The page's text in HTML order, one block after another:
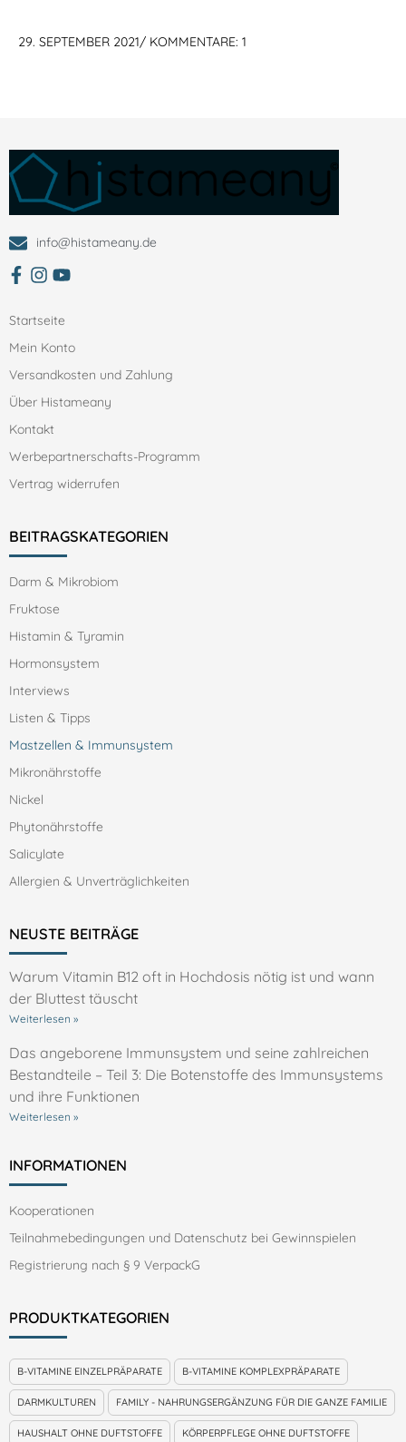
29. SEPTEMBER 2021/ KOMMENTARE: 1
info@histameany.de
zum facebbok Account von Histameany
Zum Instagram Account von histameany
Zum YouTube Account von histameany education
Startseite
Mein Konto
Versandkosten und Zahlung
Über Histameany
Kontakt
Werbepartnerschafts-Programm
Vertrag widerrufen
BEITRAGSKATEGORIEN
Darm & Mikrobiom
Fruktose
Histamin & Tyramin
Hormonsystem
Interviews
Listen & Tipps
Mastzellen & Immunsystem
Mikronährstoffe
Nickel
Phytonährstoffe
Salicylate
Allergien & Unverträglichkeiten
NEUSTE BEITRÄGE
Warum Vitamin B12 oft in Hochdosis nötig ist und wann
der Bluttest täuscht
Weiterlesen »
Das angeborene Immunsystem und seine zahlreichen
Bestandteile – Teil 3: Die Botenstoffe des Immunsystems
und ihre Funktionen
Weiterlesen »
INFORMATIONEN
Kooperationen
Teilnahmebedingungen und Datenschutz bei Gewinnspielen
Registrierung nach § 9 VerpackG
PRODUKTKATEGORIEN
B-VITAMINE EINZELPRÄPARATE B-VITAMINE KOMPLEXPRÄPARATE
DARMKULTUREN FAMILY - NAHRUNGSERGÄNZUNG FÜR DIE GANZE FAMILIE
HAUSHALT OHNE DUFTSTOFFE KÖRPERPFLEGE OHNE DUFTSTOFFE